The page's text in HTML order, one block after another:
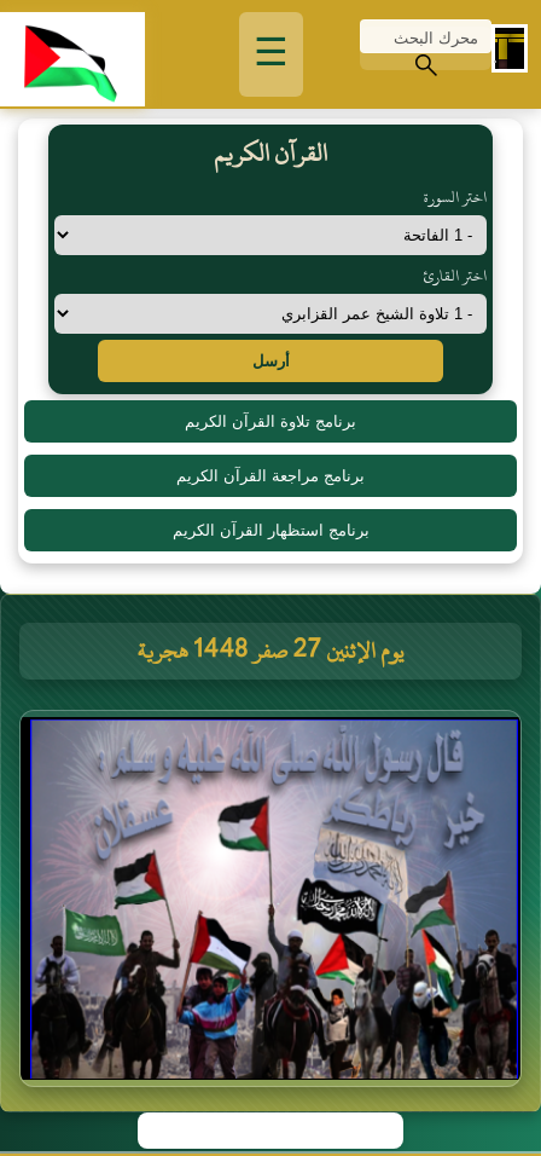
☰
القرآن الكريم
اختر السورة
اختر القارئ
أرسل
برنامج تلاوة القرآن الكريم
برنامج مراجعة القرآن الكريم
برنامج استظهار القرآن الكريم
يوم الإثنين 27 صفر 1448 هجرية